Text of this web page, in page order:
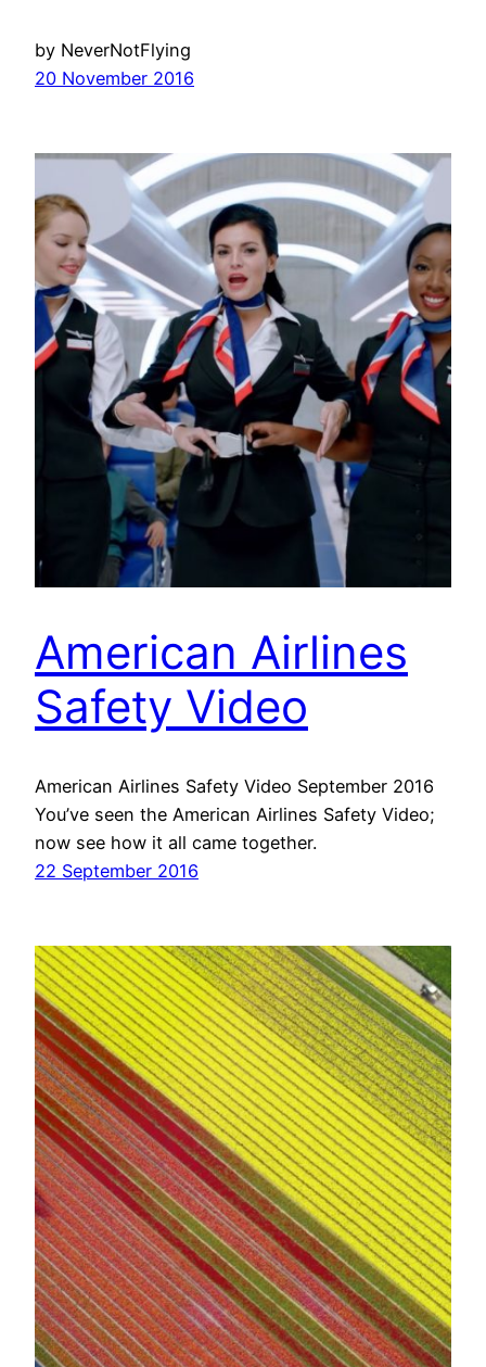
by NeverNotFlying
20 November 2016
American Airlines
Safety Video
American Airlines Safety Video September 2016
You’ve seen the American Airlines Safety Video;
now see how it all came together.
22 September 2016